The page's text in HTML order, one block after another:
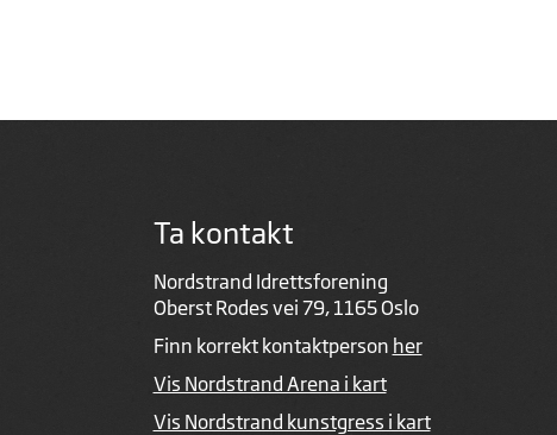
Ta kontakt
Nordstrand Idrettsforening
Oberst Rodes vei 79, 1165 Oslo
Finn korrekt kontaktperson her
Vis Nordstrand Arena i kart
Vis Nordstrand kunstgress i kart